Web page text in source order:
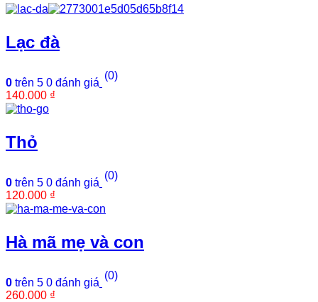
Lạc đà
0 trên 5 0 đánh giá
(0)
140.000 ₫
Thỏ
0 trên 5 0 đánh giá
(0)
120.000 ₫
Hà mã mẹ và con
0 trên 5 0 đánh giá
(0)
260.000 ₫